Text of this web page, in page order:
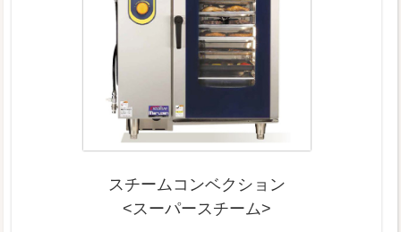
スチームコンベクション
<スーパースチーム>